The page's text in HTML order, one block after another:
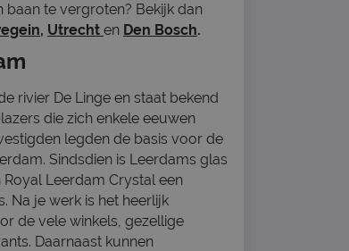
baan te vergroten? Bekijk dan
, Utrecht en Den Bosch.
rivier De Linge en staat bekend
die zich enkele eeuwen
legden de basis voor de
Sindsdien is Leerdams glas
Leerdam Crystal een
Na je werk is het heerlijk
de vele winkels, gezellige
Daarnaast kunnen